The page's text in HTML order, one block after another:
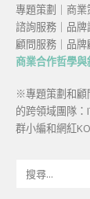
專題策劃｜商
諮詢服務｜品
顧問服務｜品
商業合作哲學
※專題策劃和顧
的跨領域團隊
群小編和網紅